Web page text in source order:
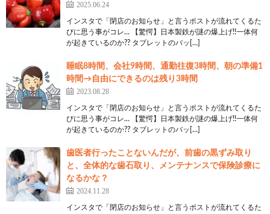
2025.06.24
インスタで「閉店のお知らせ」と言うポストが流れてくるた
びに思う事がコレ… 【驚愕】日本製鉄が謎の爆上げ!!一体何
が起きているのか?? タブレットのバッ[…]
睡眠8時間、会社9時間、通勤往復3時間、朝の準備1
時間→自由にできるのは残り3時間
2023.08.28
インスタで「閉店のお知らせ」と言うポストが流れてくるた
びに思う事がコレ… 【驚愕】日本製鉄が謎の爆上げ!!一体何
が起きているのか?? タブレットのバッ[…]
歯医者行ったことないんだが、前歯の黒ずみ取り
と、全体的な歯石取り、メンテナンスで保険診療に
なるかな？
2024.11.28
インスタで「閉店のお知らせ」と言うポストが流れてくるた